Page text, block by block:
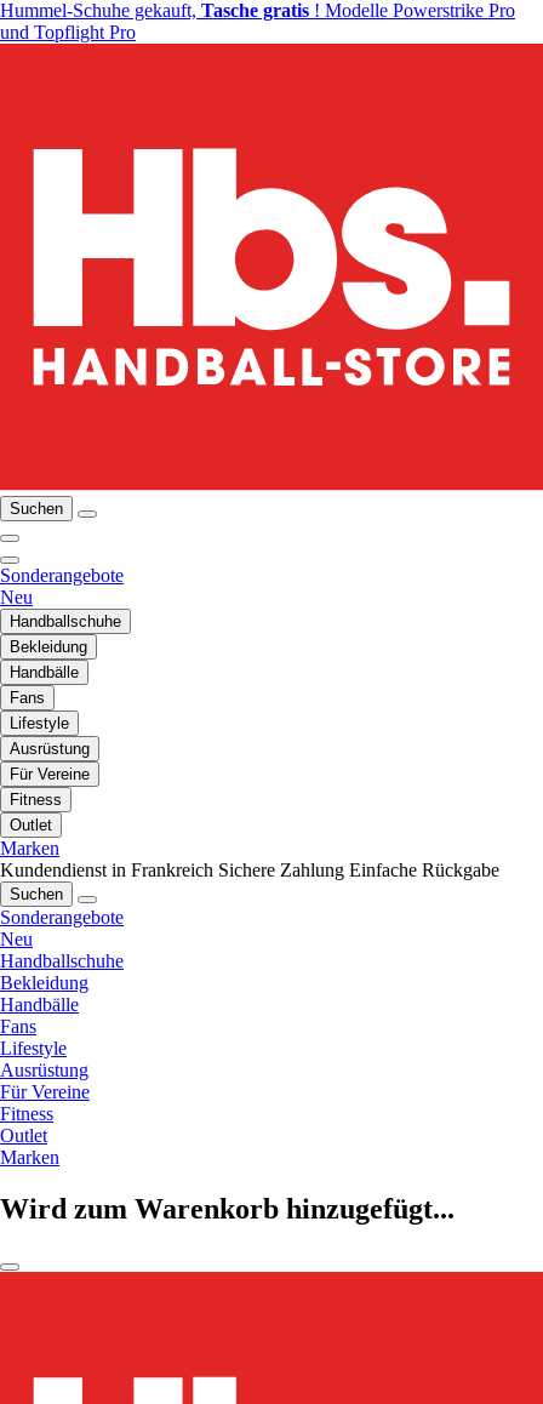
Hummel-Schuhe gekauft, Tasche gratis ! Modelle Powerstrike Pro
und Topflight Pro
Suchen
Sonderangebote
Neu
Handballschuhe
Bekleidung
Handbälle
Fans
Lifestyle
Ausrüstung
Für Vereine
Fitness
Outlet
Marken
Kundendienst in Frankreich Sichere Zahlung Einfache Rückgabe
Suchen
Sonderangebote
Neu
Handballschuhe
Bekleidung
Handbälle
Fans
Lifestyle
Ausrüstung
Für Vereine
Fitness
Outlet
Marken
Wird zum Warenkorb hinzugefügt...